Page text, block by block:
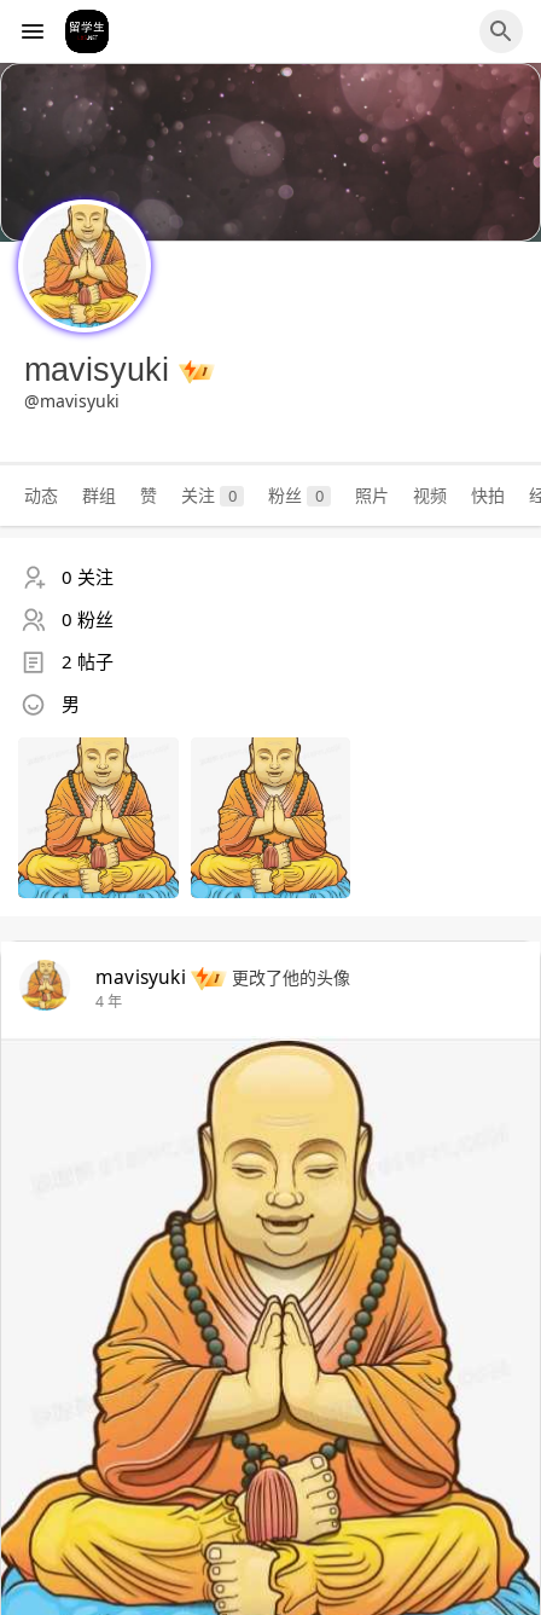
mavisyuki
@mavisyuki
动态 群组 赞 关注 0 粉丝 0 照片 视频 快拍
0 关注
0 粉丝
2 帖子
男
mavisyuki 更改了他的头像
4 年